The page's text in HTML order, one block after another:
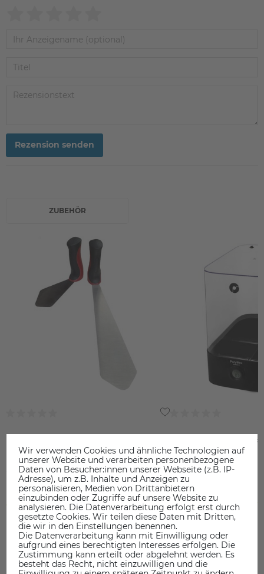
Rezension senden
ZUBEHÖR
24,99 €
inkl. ges. MwSt.
ab Lager > Lieferzeit 1-3 Werktage
Polymaker Polybox
Edition II
69,95 €
inkl. ges. MwSt.
ab Lager > Lieferzeit 1-3
Wir verwenden Cookies und ähnliche Technologien auf
unserer Website und verarbeiten personenbezogene
Daten von Besucher:innen unserer Webseite (z.B. IP-
Adresse), um z.B. Inhalte und Anzeigen zu
personalisieren, Medien von Drittanbietern
einzubinden oder Zugriffe auf unsere Website zu
analysieren. Die Datenverarbeitung erfolgt erst durch
gesetzte Cookies. Wir teilen diese Daten mit Dritten,
die wir in den Einstellungen benennen.
Die Datenverarbeitung kann mit Einwilligung oder
aufgrund eines berechtigten Interesses erfolgen. Die
Zustimmung kann erteilt oder abgelehnt werden. Es
besteht das Recht, nicht einzuwilligen und die